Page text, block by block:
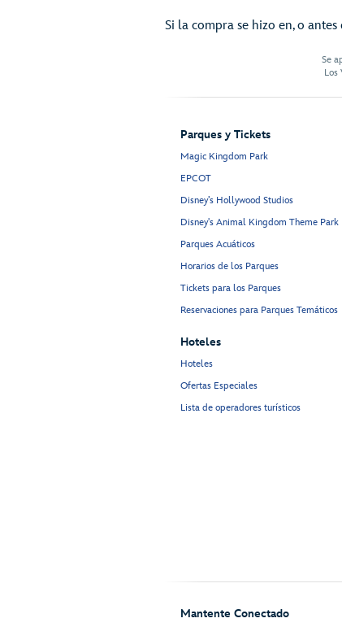
Si la compra se hizo en, o antes
Se
Los
Parques y Tickets
Magic Kingdom Park
EPCOT
Disney’s Hollywood Studios
Disney's Animal Kingdom Theme Park
Parques Acuáticos
Horarios de los Parques
Tickets para los Parques
Reservaciones para Parques Temáticos
Hoteles
Hoteles
Ofertas Especiales
Lista de operadores turísticos
Mantente Conectado